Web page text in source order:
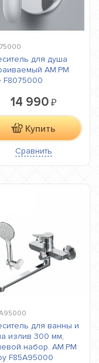
для душа
AM.PM
F8075000
14 990₽
Купить
Сравнить
для ванны и
излив 300 мм,
набор. AM.PM
F85A95000